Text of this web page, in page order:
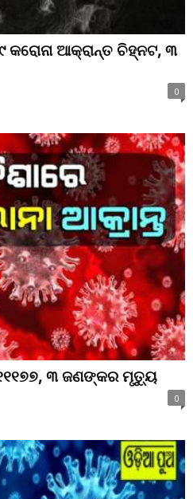
କରୋନା ଆକ୍ରାନ୍ତ ଚିହ୍ନଟ, ୩
0
୩ ଜଣଙ୍କର ମୃତ୍ୟୁ
0